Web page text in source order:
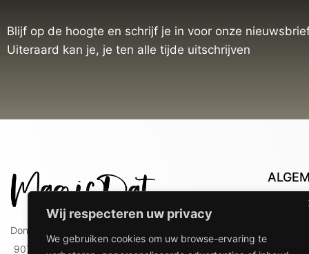
Wij respecteren uw privacy
We gebruiken cookies om uw browse-ervaring te
Blijf op de hoogte en schrijf je in voor onze
Uiteraard kan je, je ten alle tijde uitschrijven
Doniaweg 9
9074 AE Hallum